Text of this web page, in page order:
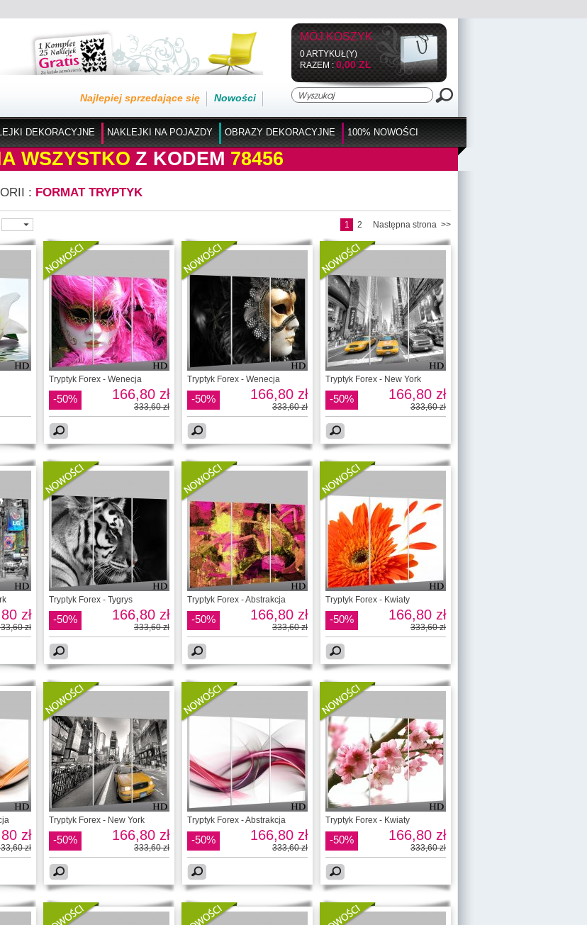
Nowości
Najlepiej sprzedające się
MÓJ KOSZYK
0 ARTYKUŁ(Y)
RAZEM :0,00 ZŁ
DEKORACYJNE NAKLEJKI NA POJAZDY OBRAZY DEKORACYJNE 100% NOWOŚCI
WSZYSTKO Z KODEM 78456
: FORMAT TRYPTYK
1 2 Następna strona >>
Tryptyk Forex - Wenecja
-50% 166,80 zł
333,60 zł
Tryptyk Forex - Wenecja
-50% 166,80 zł
333,60 zł
Tryptyk Forex - New York
-50% 166,80 zł
333,60 zł
zł
zł
Tryptyk Forex - Tygrys
-50% 166,80 zł
333,60 zł
Tryptyk Forex - Abstrakcja
-50% 166,80 zł
333,60 zł
Tryptyk Forex - Kwiaty
-50% 166,80 zł
333,60 zł
zł
zł
Tryptyk Forex - New York
-50% 166,80 zł
333,60 zł
Tryptyk Forex - Abstrakcja
-50% 166,80 zł
333,60 zł
Tryptyk Forex - Kwiaty
-50% 166,80 zł
333,60 zł